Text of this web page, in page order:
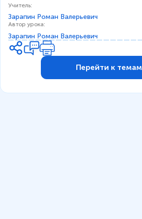
Учитель:
Зарапин Роман Валерьевич
Автор урока:
Зарапин Роман Валерьевич
Перейти к темам